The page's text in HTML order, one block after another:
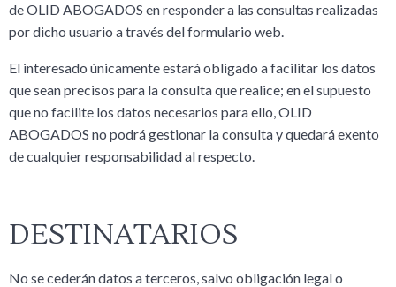
de OLID ABOGADOS en responder a las consultas realizadas
por dicho usuario a través del formulario web.
El interesado únicamente estará obligado a facilitar los datos
que sean precisos para la consulta que realice; en el supuesto
que no facilite los datos necesarios para ello, OLID
ABOGADOS no podrá gestionar la consulta y quedará exento
de cualquier responsabilidad al respecto.
DESTINATARIOS
No se cederán datos a terceros, salvo obligación legal o